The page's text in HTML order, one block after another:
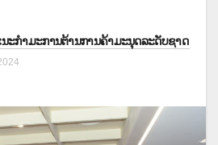
ນະກຳມະການຕ້ານການຄ້າມະນຸດລະດັບຊາດ